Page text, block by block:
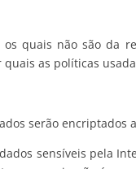
quais não são da
as políticas
serão encriptados
sensíveis pela